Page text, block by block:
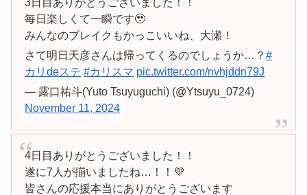
3日目ありがとうございました！！
毎日楽しくて一瞬です🥹
みんなのブレイクもかっこいいね、大瀬！
さて明日天彦さんは帰ってくるのでしょうか…？#
カリdeステ #カリスマ pic.twitter.com/nvhjddn79J
— 露口祐斗(Yuto Tsuyuguchi) (@Ytsuyu_0724)
November 11, 2024
4日目ありがとうございました！！
遂に7人が揃いましたね…！！💜
皆さんの応援本当にありがとうございます